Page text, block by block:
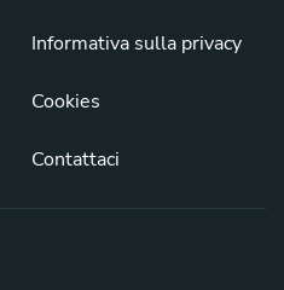
Informativa sulla privacy
Cookies
Contattaci